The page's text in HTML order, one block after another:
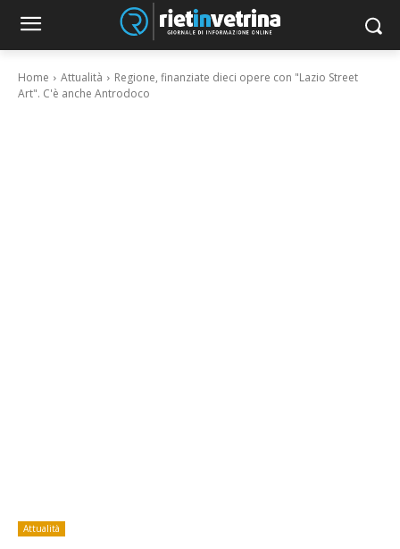
Home Attualità
Regione, finanziate dieci opere con "Lazio Street
Art". C'è anche Antrodoco
Attualità